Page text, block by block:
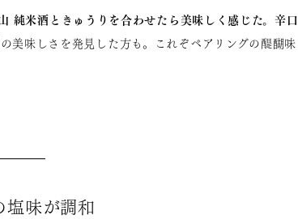
純米酒ときゅうりを合わせたら美味しく感じた。辛口
美味しさを発見した方も。これぞペアリングの醍醐味
塩味が調和